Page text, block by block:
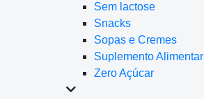
Sem lactose
Snacks
Sopas e Cremes
Suplemento Alimentar
Zero Açúcar